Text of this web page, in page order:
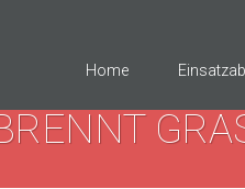
Home